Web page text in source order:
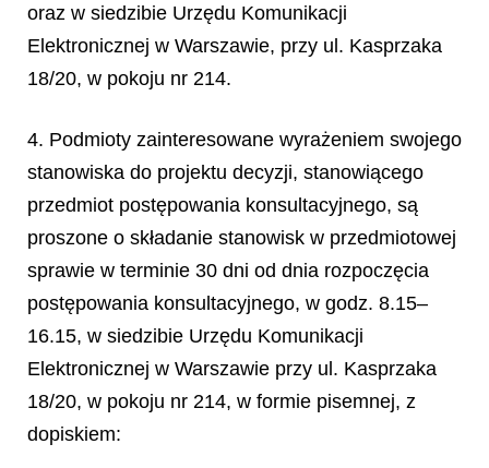
oraz w siedzibie Urzędu Komunikacji
Elektronicznej w Warszawie, przy ul. Kasprzaka
18/20, w pokoju nr 214.
4. Podmioty zainteresowane wyrażeniem swojego
stanowiska do projektu decyzji, stanowiącego
przedmiot postępowania konsultacyjnego, są
proszone o składanie stanowisk w przedmiotowej
sprawie w terminie 30 dni od dnia rozpoczęcia
postępowania konsultacyjnego, w godz. 8.15–
16.15, w siedzibie Urzędu Komunikacji
Elektronicznej w Warszawie przy ul. Kasprzaka
18/20, w pokoju nr 214, w formie pisemnej, z
dopiskiem: